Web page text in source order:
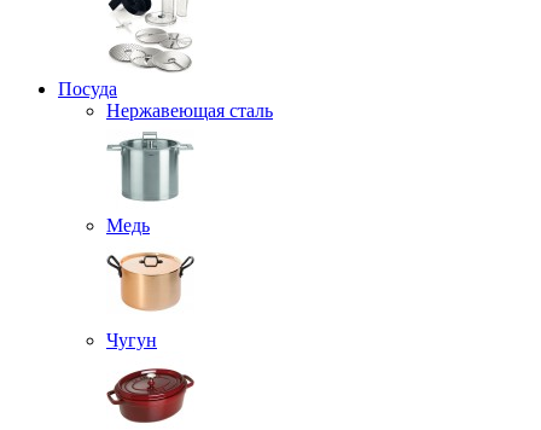
Посуда
Нержавеющая сталь
Медь
Чугун